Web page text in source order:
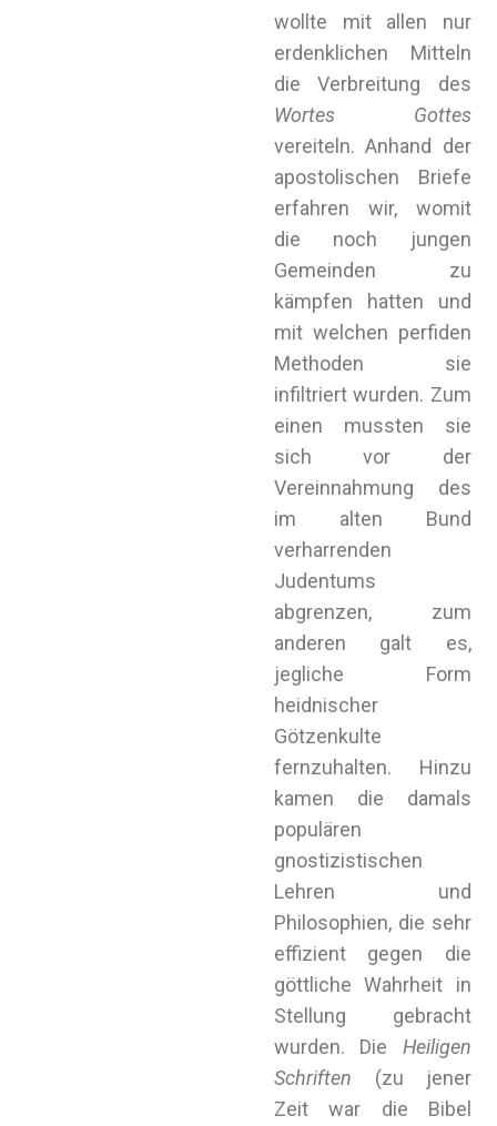
wollte mit allen nur
erdenklichen Mitteln
die Verbreitung des
Wortes Gottes
vereiteln. Anhand der
apostolischen Briefe
erfahren wir, womit
die noch jungen
Gemeinden zu
kämpfen hatten und
mit welchen perfiden
Methoden sie
infiltriert wurden. Zum
einen mussten sie
sich vor der
Vereinnahmung des
im alten Bund
verharrenden
Judentums
abgrenzen, zum
anderen galt es,
jegliche Form
heidnischer
Götzenkulte
fernzuhalten. Hinzu
kamen die damals
populären
gnostizistischen
Lehren und
Philosophien, die sehr
effizient gegen die
göttliche Wahrheit in
Stellung gebracht
wurden. Die Heiligen
Schriften (zu jener
Zeit war die Bibel